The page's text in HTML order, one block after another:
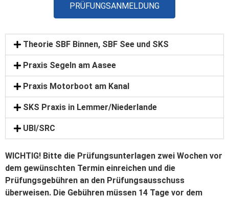
PRÜFUNGSANMELDUNG
Theorie SBF Binnen, SBF See und SKS
Praxis Segeln am Aasee
Praxis Motorboot am Kanal
SKS Praxis in Lemmer/Niederlande
UBI/SRC
WICHTIG! Bitte die Prüfungsunterlagen zwei Wochen vor
dem gewünschten Termin einreichen und die
Prüfungsgebühren an den Prüfungsausschuss
überweisen. Die Gebühren müssen 14 Tage vor dem